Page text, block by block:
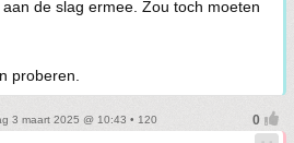
de slag ermee. Zou toch moeten
proberen.
3 maart 2025 @ 10:43 • 120